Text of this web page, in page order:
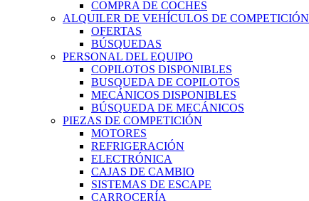
COMPRA DE COCHES
ALQUILER DE VEHÍCULOS DE COMPETICIÓN
OFERTAS
BÚSQUEDAS
PERSONAL DEL EQUIPO
COPILOTOS DISPONIBLES
BUSQUEDA DE COPILOTOS
MECÁNICOS DISPONIBLES
BÚSQUEDA DE MECÁNICOS
PIEZAS DE COMPETICIÓN
MOTORES
REFRIGERACIÓN
ELECTRÓNICA
CAJAS DE CAMBIO
SISTEMAS DE ESCAPE
CARROCERÍA